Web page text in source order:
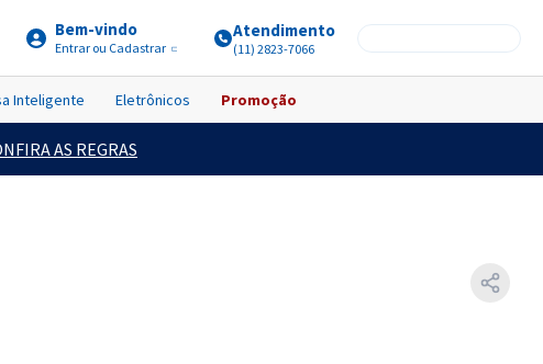
Bem-vindo
Entrar ou Cadastrar
Atendimento
(11) 2823-7066
Inteligente Eletrônicos Promoção
AS REGRAS